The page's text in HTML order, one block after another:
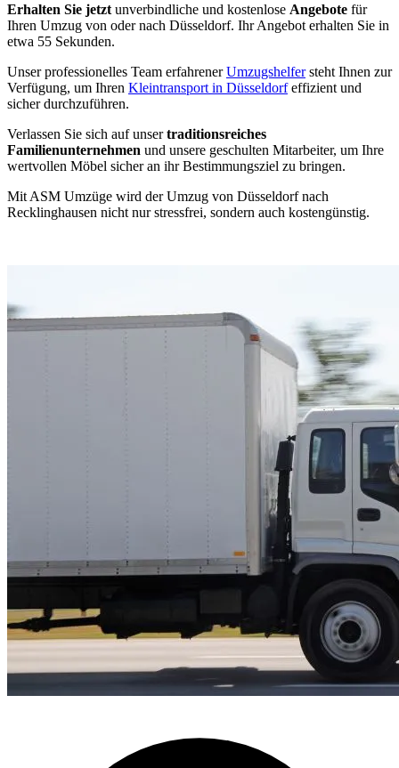
Erhalten Sie jetzt unverbindliche und kostenlose Angebote für
Ihren Umzug von oder nach Düsseldorf. Ihr Angebot erhalten Sie in
etwa 55 Sekunden.
Unser professionelles Team erfahrenerUmzugshelfersteht Ihnen zur
Verfügung, um Ihren Kleintransport in Düsseldorfeffizient und
sicher durchzuführen.
Verlassen Sie sich auf unsertraditionsreiches
Familienunternehmen und unsere geschulten Mitarbeiter, um Ihre
wertvollen Möbel sicher an ihr Bestimmungsziel zu bringen.
Mit ASM Umzüge wird der Umzug von Düsseldorf nach
Recklinghausen nicht nur stressfrei, sondern auch kostengünstig.